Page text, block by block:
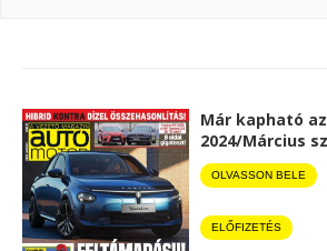
Már kapható
2024/Március
OLVASSON BELE
ELŐFIZETÉS